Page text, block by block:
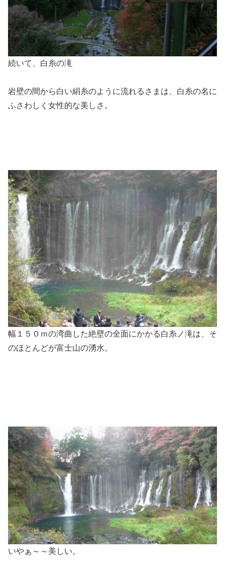
続いて、白糸の滝
岩壁の間から白い絹糸のように流れるさまは、白糸の名に
ふさわしく女性的な美しさ。
幅１５０ｍの湾曲した絶壁の全面にかかる白糸ノ滝は、そ
のほとんどが富士山の湧水。
いやぁ～～美しい。